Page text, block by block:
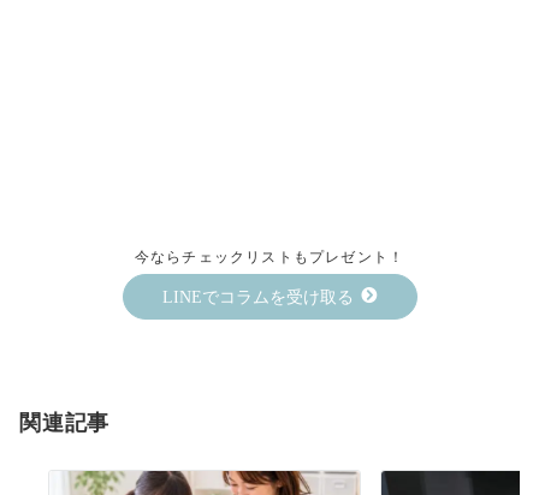
今ならチェックリストもプレゼント！
LINEでコラムを受け取る
関連記事